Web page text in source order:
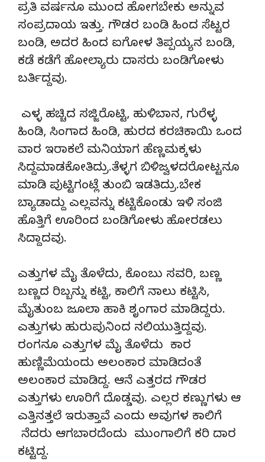
ಪ್ರತಿ ವರ್ಷನೂ ಮುಂದ ಹೋಗಬೇಕು ಅನ್ನುವ
ಸಂಪ್ರದಾಯ ಇತ್ತು. ಗೌಡರ ಬಂಡಿ ಹಿಂದ ಸೆಟ್ಟರ
ಬಂಡಿ, ಅದರ ಹಿಂದ ಐಗೋಳ ತಿಪ್ಪಯ್ಯನ ಬಂಡಿ,
ಕಡೆ ಕಡೆಗೆ ಹೋಲ್ಯಾರು ದಾಸರು ಬಂಡಿಗೋಳು
ಬರ್ತಿದ್ದವು.
ಎಳ್ಳ ಹಚ್ಚಿದ ಸಜ್ಜಿರೊಟ್ಟಿ, ಹುಳಿಬಾನ, ಗುರೆಳ್ಳ
ಹಿಂಡಿ, ಸಿಂಗಾದ ಹಿಂಡಿ, ಹುರದ ಕರಚಿಕಾಯಿ ಒಂದ
ವಾರ ಇರಾಕಲೆ ಮನಿಯಾಗ ಹೆಣ್ಣಮಕ್ಕಳು
ಸಿದ್ದಮಾಡಕೋತಿದ್ರು.ತೆಳ್ಳಗ ಬಿಳಿಜ್ವಳದರೋಟ್ಟನೂ
ಮಾಡಿ ಪುಟ್ಟಿಗಂಟ್ಲೆ ತುಂಬಿ ಇಡತಿದ್ರು.ಬೇಕ
ಬ್ಯಾಡಾದ್ದು ಎಲ್ಲವನ್ನು ಕಟ್ಟಿಕೊಂಡು ಇಳಿ ಸಂಜಿ
ಹೊತ್ತಿಗೆ ಊರಿಂದ ಬಂಡಿಗೋಳು ಹೋರಡಲು
ಸಿದ್ದಾದವು.
ಎತ್ತುಗಳ ಮೈ ತೊಳೆದು, ಕೊಂಬು ಸವರಿ, ಬಣ್ಣ
ಬಣ್ಣದ ರಿಬ್ಬನ್ನು ಕಟ್ಟಿ, ಕಾಲಿಗೆ ನಾಲು ಕಟ್ಟಿಸಿ,
ಮೈತುಂಬ ಜೂಲಾ ಹಾಕಿ ಶೃಂಗಾರ ಮಾಡಿದ್ದರು.
ಎತ್ತುಗಳು ಹುರುಪುನಿಂದ ನಲಿಯುತ್ತಿದ್ದವು.
ರಂಗನೂ ಎತ್ತುಗಳ ಮೈ ತೊಳೆದು ಕಾರ
ಹುಣ್ಣಿಮೆಯಂದು ಅಲಂಕಾರ ಮಾಡಿದಂತೆ
ಅಲಂಕಾರ ಮಾಡಿದ್ದ. ಆನೆ ಎತ್ತರದ ಗೌಡರ
ಎತ್ತುಗಳು ಊರಿಗೆ ದೊಡ್ಡವು. ಎಲ್ಲರ ಕಣ್ಣುಗಳು ಆ
ಎತ್ತಿನತ್ತಲೆ ಇರುತ್ತಾವೆ ಎಂದು ಅವುಗಳ ಕಾಲಿಗೆ
ನೆದರು ಆಗಬಾರದೆಂದು ಮುಂಗಾಲಿಗೆ ಕರಿ ದಾರ
ಕಟ್ಟಿದ್ದ.